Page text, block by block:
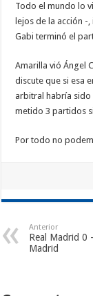
Todo el mundo lo
lejos de la acción
Gabi terminó el
Amarilla vió Ángel
discute que si esa
arbitral habría sido
metido 3 partidos
Por todo no
Anterior
Real Madrid 0
Madrid